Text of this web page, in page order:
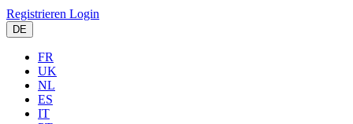
Registrieren Login
DE
FR
UK
NL
ES
IT